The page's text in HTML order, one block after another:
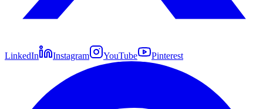
LinkedIn Instagram YouTube Pinterest